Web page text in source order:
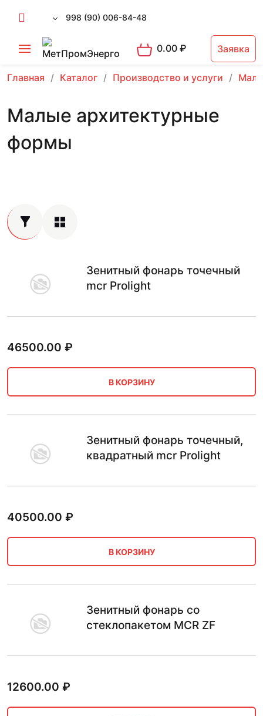
998 (90) 006-84-48
0.00₽ Заявка
Главная Каталог Производство и услуги
Малые архитектурные
формы
Зенитный фонарь точечный
mcr Prolight
46500.00 ₽
В КОРЗИНУ
Зенитный фонарь точечный,
квадратный mcr Prolight
40500.00 ₽
В КОРЗИНУ
Зенитный фонарь со
стеклопакетом MCR ZF
12600.00 ₽